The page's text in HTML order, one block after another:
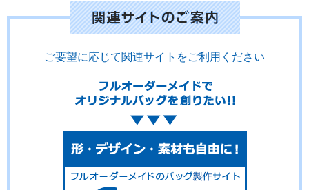
ご要望に応じて関連サイトをご利用ください